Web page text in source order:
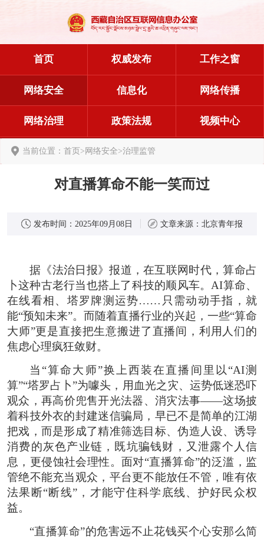
首页 权威发布 工作之窗
网络安全 信息化 网络传播
网络治理 政策法规 视频中心
当前位置： 首页>网络安全>治理监管
对直播算命不能一笑而过
发布时间： 2025年09月08日 文章来源： 北京青年报
据《法治日报》报道，在互联网时代，算命占
卜这种古老行当也搭上了科技的顺风车。AI算命、
在线看相、塔罗牌测运势……只需动动手指，就
能“预知未来”。而随着直播行业的兴起，一些“算命
大师”更是直接把生意搬进了直播间，利用人们的
焦虑心理疯狂敛财。
当“算命大师”换上西装在直播间里以“AI测
算”“塔罗占卜”为噱头，用血光之灾、运势低迷恐吓
观众，再高价兜售开光法器、消灾法事——这场披
着科技外衣的封建迷信骗局，早已不是简单的江湖
把戏，而是形成了精准筛选目标、伪造人设、诱导
消费的灰色产业链，既坑骗钱财，又泄露个人信
息，更侵蚀社会理性。面对“直播算命”的泛滥，监
管绝不能充当观众，平台更不能放任不管，唯有依
法果断“断线”，才能守住科学底线、护好民众权
益。
“直播算命”的危害远不止花钱买个心安那么简